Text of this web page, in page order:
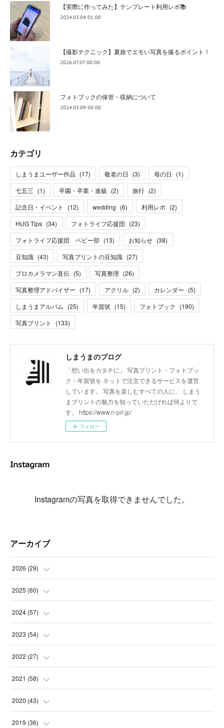
【実際に作ってみた】テンプレート利用レポ📚
2024.03.04 01:00
【撮影テクニック】夏旅でエモい写真を撮るポイント！
2026.07.07 00:00
フォトブックの保管・収納について
2024.03.09 00:00
カテゴリ
しまうまユーザー作品 (17) 敬老の日 (3) 母の日 (1)
七五三 (1) 卒園・卒業・進級 (2) 旅行 (2)
記念日・イベント
(12) wedding (6) 利用レポ (2)
HUG Tips (34) フォトライフ応援団 (23)
フォトライフ応援団 ベビー部 (13) お知らせ (38)
豆知識 (43) 写真プリントの豆知識 (27)
プロカメラマン直伝 (5) 写真整理 (26)
写真整理アドバイザー (17) アクリル (2) カレンダー (5)
しまうまアルバム (25) 年賀状 (15) フォトブック (190)
写真プリント
(133)
しまうまのブログ
「想い出をカタチに」 写真プリント・フォトブッ
ク・年賀状を ネットで注文できるサービスを運営
しています。 写真を楽しむすべての人に、 しまう
まプリントの魅力を知っていただければ何よりで
す。 https://www.n-pri.jp/
フォロー
Instagram
Instagramの写真を取得できませんでした。
アーカイブ
2026 (29)
(5
(3
(7
(6
2025 (60)
(3
(3
(3
(2
2024 (57)
(4
(5
(2
(6
2023 (54)
(6
(8
(9
(6
2022 (27)
(1
(3
(3
2021 (58)
(1
(5
2020 (43)
(5
2019 (36)